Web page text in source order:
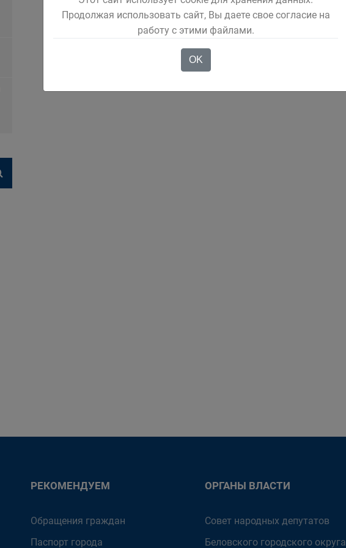
РЕКОМЕНДУЕМ
Обращения граждан
Паспорт города
ОРГАНЫ ВЛАСТИ
Совет народных депутатов
Беловского городского округа
Продолжая использовать сайт, Вы даете свое согласие на
работу с этими файлами.
OK